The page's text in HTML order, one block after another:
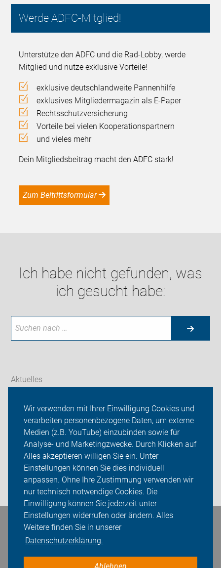
Wir verwenden mit Ihrer Einwilligung Cookies und
verarbeiten personenbezogene Daten, um externe
Medien (z.B. YouTube) einzubinden sowie für
Analyse- und Marketingzwecke. Durch Klicken auf
Alles akzeptieren willigen Sie ein. Unter
Einstellungen können Sie dies individuell
anpassen. Ohne Ihre Zustimmung verwenden wir
nur technisch notwendige Cookies. Die
Einwilligung können Sie jederzeit unter
Einstellungen widerrufen oder ändern. Alles
Weitere finden Sie in unserer
Datenschutzerklärung.
Werde ADFC-Mitglied!
Unterstütze den ADFC und die Rad-Lobby, werde
Mitglied und nutze exklusive Vorteile!
exklusive deutschlandweite Pannenhilfe
exklusives Mitgliedermagazin als E-Paper
Rechtsschutzversicherung
Vorteile bei vielen Kooperationspartnern
und vieles mehr
Dein Mitgliedsbeitrag macht den ADFC stark!
Zum Beitrittsformular
Ich habe nicht gefunden, was
ich gesucht habe:
Aktuelles
Galerien
ADFC OG Diepholz
Sei dabei
Login
Bleiben Sie in Kontakt